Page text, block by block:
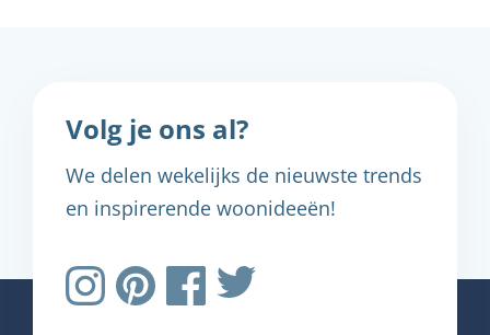
Volg je ons al?
We delen wekelijks de nieuwste trends
en inspirerende woonideeën!